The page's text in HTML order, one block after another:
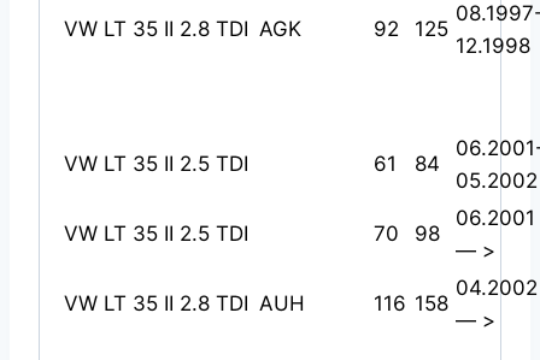
VW LT 35 II 2.8 TDI AGK 92 125
12.1998
VW LT 35 II 2.5 TDI 61 84
05.2002
VW LT 35 II 2.5 TDI 70 98
06.2001
— >
VW LT 35 II 2.8 TDI AUH 116 158
04.2002
— >